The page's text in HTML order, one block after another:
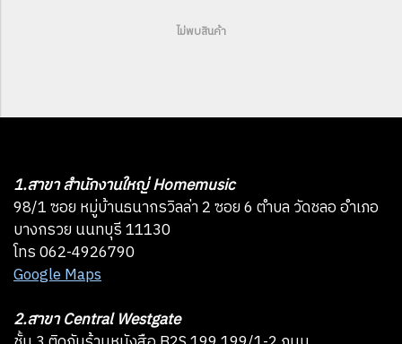
ไม่พบสินค้า
1.สาขา สำนักงานใหญ่ Homemusic
98/1 ซอย หมู่บ้านธนากรวิลล่า 2 ซอย 6 ตำบล วัดชลอ อำเภอ
บางกรวย นนทบุรี 11130
โทร 062-4926790
Google Maps
2.สาขา Central Westgate